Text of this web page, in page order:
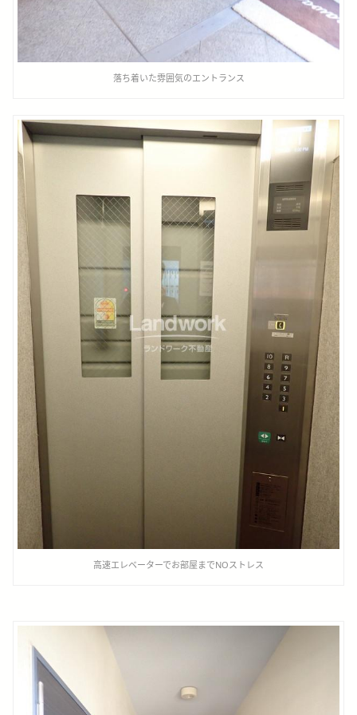
落ち着いた雰囲気のエントランス
高速エレベーターでお部屋までNOストレス